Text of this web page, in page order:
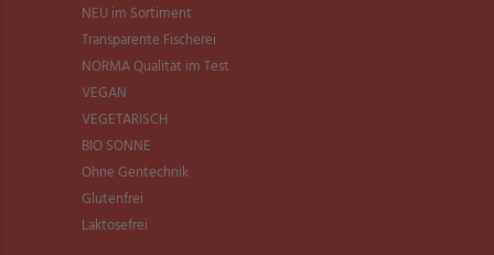
NEU im Sortiment
Transparente Fischerei
NORMA Qualität im Test
VEGAN
VEGETARISCH
BIO SONNE
Ohne Gentechnik
Glutenfrei
Laktosefrei